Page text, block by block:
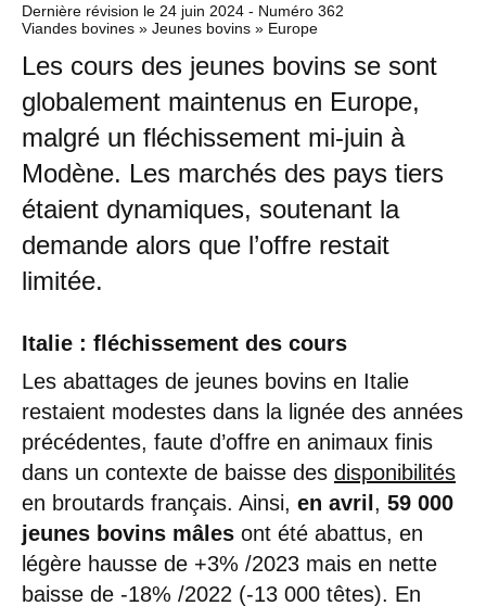
Dernière révision le 24 juin 2024 - Numéro 362
Viandes bovines » Jeunes bovins » Europe
Les cours des jeunes bovins se sont
globalement maintenus en Europe,
malgré un fléchissement mi-juin à
Modène. Les marchés des pays tiers
étaient dynamiques, soutenant la
demande alors que l’offre restait
limitée.
Italie : fléchissement des cours
Les abattages de jeunes bovins en Italie
restaient modestes dans la lignée des années
précédentes, faute d’offre en animaux finis
dans un contexte de baisse des disponibilités
en broutards français. Ainsi, en avril , 59 000
jeunes bovins mâles ont été abattus, en
légère hausse de +3% /2023 mais en nette
baisse de -18% /2022 (-13 000 têtes). En